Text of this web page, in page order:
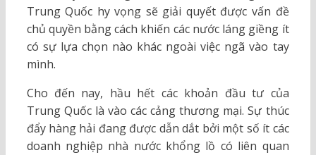
Trung Quốc hy vọng sẽ giải quyết được vấn đề
chủ quyền bằng cách khiến các nước láng giềng ít
có sự lựa chọn nào khác ngoài việc ngã vào tay
mình.
Cho đến nay, hầu hết các khoản đầu tư của
Trung Quốc là vào các cảng thương mại. Sự thúc
đẩy hàng hải đang được dẫn dắt bởi một số ít các
doanh nghiệp nhà nước khổng lồ có liên quan